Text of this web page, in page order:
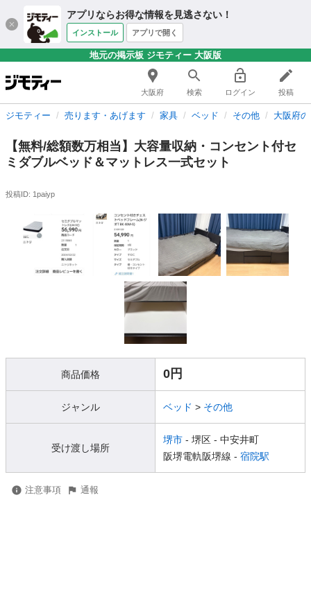
アプリならお得な情報を見逃さない！
インストール アプリで開く
地元の掲示板 ジモティー 大阪版
大阪府 検索 ログイン 投稿
ジモティー 売ります・あげます 家具 ベッド その他 大阪府
【無料/総額数万相当】大容量収納・コンセント付セ
ミダブルベッド＆マットレス一式セット
投稿ID: 1paiyp
商品価格 0円
ジャンル ベッド > その他
受け渡し場所
堺市 - 堺区 - 中安井町
阪堺電軌阪堺線 - 宿院駅
注意事項 通報